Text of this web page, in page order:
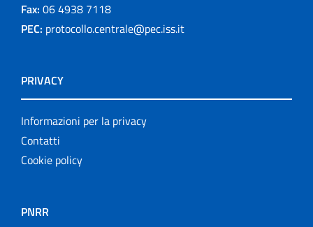
Fax: 06 4938 7118
PEC: protocollo.centrale@pec.iss.it
PRIVACY
Informazioni per la privacy
Contatti
Cookie policy
PNRR